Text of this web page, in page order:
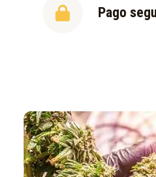
Pago